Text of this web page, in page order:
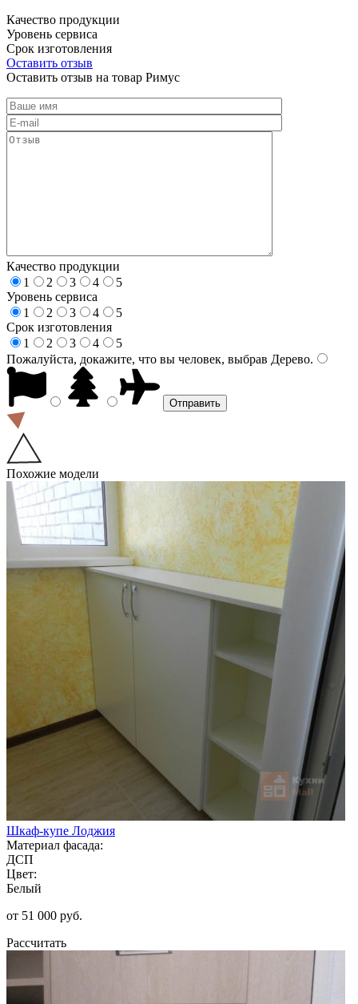
Качество продукции
Уровень сервиса
Срок изготовления
Оставить отзыв
Оставить отзыв на товар Римус
Качество продукции
1
2 3 4
5
Уровень сервиса
1
2 3 4
5
Срок изготовления
1
2 3 4
5
Пожалуйста, докажите, что вы человек, выбрав Дерево.
Похожие модели
Шкаф-купе Лоджия
Материал фасада:
ДСП
Цвет:
Белый
от 51 000 руб.
Рассчитать